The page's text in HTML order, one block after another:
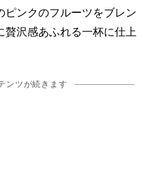
ピンクのフルーツをブレン
贅沢感あふれる一杯に仕上
ンツが続きます